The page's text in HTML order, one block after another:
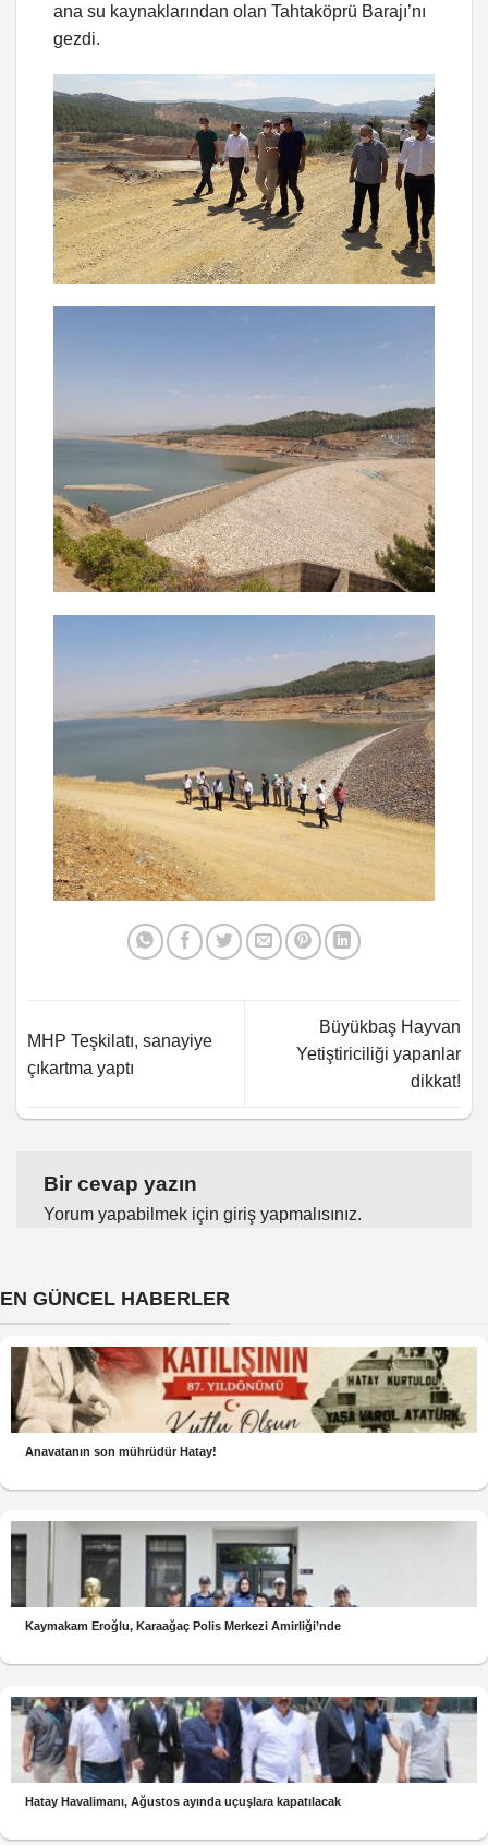
ana su kaynaklarından olan Tahtaköprü Barajı’nı
gezdi.
MHP Teşkilatı, sanayiye
çıkartma yaptı
Büyükbaş Hayvan
Yetiştiriciliği yapanlar
dikkat!
Bir cevap yazın
Yorum yapabilmek için giriş yapmalısınız.
EN GÜNCEL HABERLER
Anavatanın son mührüdür Hatay!
Kaymakam Eroğlu, Karaağaç Polis Merkezi Amirliği’nde
Hatay Havalimanı, Ağustos ayında uçuşlara kapatılacak